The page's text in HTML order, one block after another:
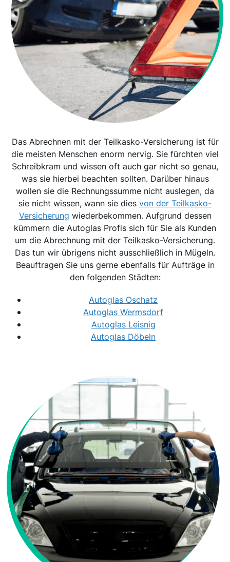
Das Abrechnen mit der Teilkasko-Versicherung ist für
die meisten Menschen enorm nervig. Sie fürchten viel
Schreibkram und wissen oft auch gar nicht so genau,
was sie hierbei beachten sollten. Darüber hinaus
wollen sie die Rechnungssumme nicht auslegen, da
sie nicht wissen, wann sie dies von der Teilkasko-
Versicherung wiederbekommen. Aufgrund dessen
kümmern die Autoglas Profis sich für Sie als Kunden
um die Abrechnung mit der Teilkasko-Versicherung.
Das tun wir übrigens nicht ausschließlich in Mügeln.
Beauftragen Sie uns gerne ebenfalls für Aufträge in
den folgenden Städten:
Autoglas Oschatz
Autoglas Wermsdorf
Autoglas Leisnig
Autoglas Döbeln